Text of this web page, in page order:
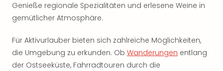
Genieße regionale Spezialitäten und erlesene Weine in
gemütlicher Atmosphäre.
Für Aktivurlauber bieten sich zahlreiche Möglichkeiten,
die Umgebung zu erkunden. Ob Wanderungen entlang
der Ostseeküste, Fahrradtouren durch die